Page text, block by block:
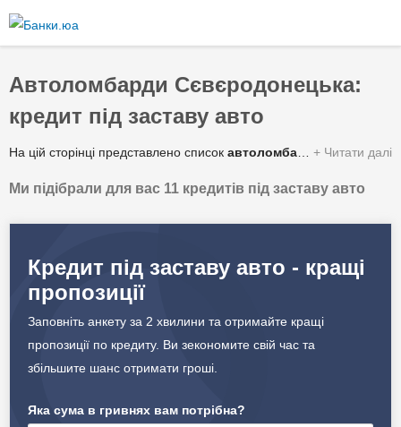
основного
Автоломбарди Сєвєродонецька:
кредит під заставу авто
На цій сторінці представлено список автоломбардів Сєвєродонецька
Зведена таблиця умов за якими можна отримати гроші під заставу автомобіля або спецтехніки від автоломбардів у Сєвєродонецьку:
✔️ Процентна ставка
✔️ Строк кредитування 1 - 5 років
Читати далі
Ми підібрали для вас 11 кредитів під заставу авто
Кредит під заставу авто - кращі
пропозиції
Заповніть анкету за 2 хвилини та отримайте кращі
пропозиції по кредиту. Ви зекономите свій час та
збільшите шанс отримати гроші.
Яка сума в гривнях вам потрібна?